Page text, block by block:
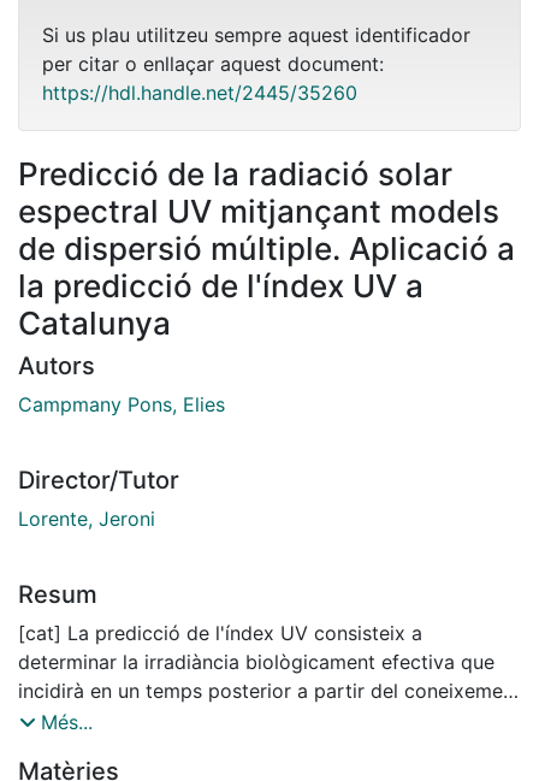
Si us plau utilitzeu sempre aquest identificador
per citar o enllaçar aquest document:
https://hdl.handle.net/2445/35260
Predicció de la radiació solar
espectral UV mitjançant models
de dispersió múltiple. Aplicació a
la predicció de l'índex UV a
Catalunya
Autors
Campmany Pons, Elies
Director/Tutor
Lorente, Jeroni
Resum
[cat] La predicció de l'índex UV consisteix a
determinar la irradiància biològicament efectiva que
incidirà en un temps posterior a partir del coneixement
dels factors que hi intervenen: l'ozó, l'angle zenital,
Més...
Matèries